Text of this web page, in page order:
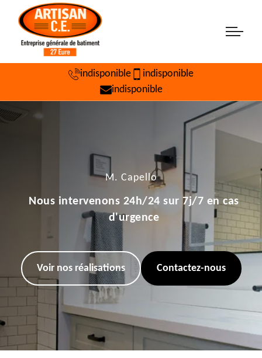
indisponible
indisponible
indisponible
M. Capello
Nous intervenons 24h/24 sur 7j/7 en cas
d'urgence
Voir nos réalisations Contactez-nous